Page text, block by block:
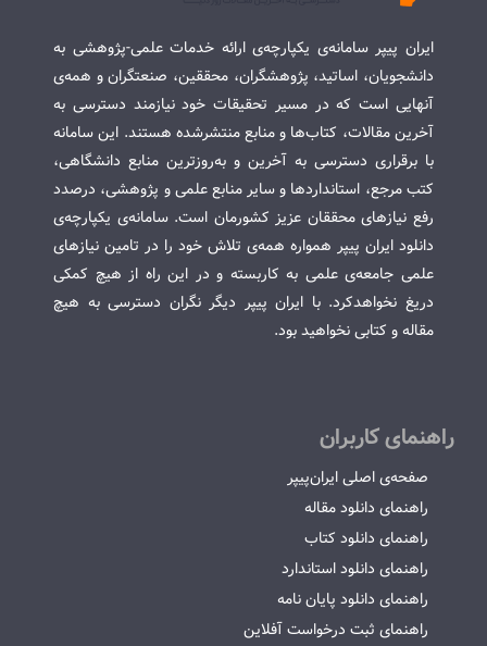
ایران پیپر سامانه‌ی یکپارچه‌ی ارائه خدمات علمی-پژوهشی به
دانشجویان، اساتید، پژوهشگران، محققین، صنعتگران و همه‌ی
آنهایی است که در مسیر تحقیقات خود نیازمند دسترسی به
آخرین مقالات، کتاب‌ها و منابع منتشرشده هستند. این سامانه
با برقراری دسترسی به آخرین و به‌روزترین منابع دانشگاهی،
کتب مرجع، استانداردها و سایر منابع علمی و پژوهشی، درصدد
رفع نیازهای محققان عزیز کشورمان است. سامانه‌ی یکپارچه‌ی
دانلود ایران پیپر همواره همه‌ی تلاش خود را در تامین نیازهای
علمی جامعه‌ی علمی به کاربسته و در این راه از هیچ کمکی
دریغ نخواهدکرد. با ایران پیپر دیگر نگران دسترسی به هیچ
مقاله و کتابی نخواهید بود.
راهنمای کاربران
صفحه‌ی اصلی ایران‌پیپر
راهنمای دانلود مقاله
راهنمای دانلود کتاب
راهنمای دانلود استاندارد
راهنمای دانلود پایان نامه
راهنمای ثبت درخواست آفلاین